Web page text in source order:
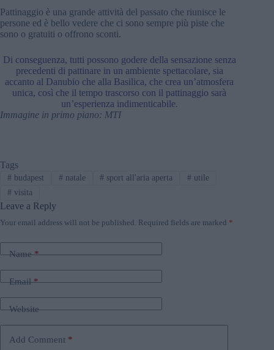
Pattinaggio è una grande attività del passato che riunisce le
persone ed è bello vedere che ci sono sempre più piste che
sono o gratuiti o offrono sconti.
Di conseguenza, tutti possono godere della sensazione senza
precedenti di pattinare in un ambiente spettacolare, sia
accanto al Danubio che alla Basilica, che crea un’atmosfera
unica, così che il tempo trascorso con il pattinaggio sarà
un’esperienza indimenticabile.
Immagine in primo piano: MTI
Tags
#budapest #natale # sport all'aria aperta # utile
#visita
Leave a Reply
Your email address will not be published. Required fields are marked *
Name*
Email*
Website
Add Comment *